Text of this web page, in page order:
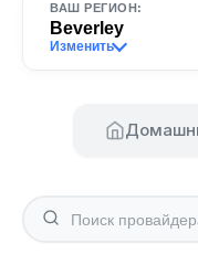
ВАШ РЕГИОН:
Beverley
Изменить